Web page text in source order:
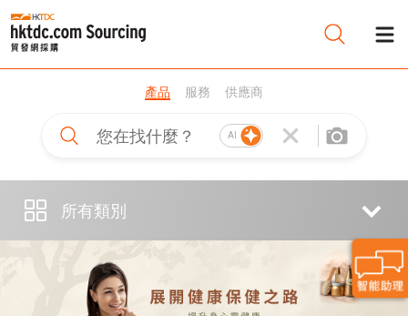
產品 服務 供應商
AI
所有類別